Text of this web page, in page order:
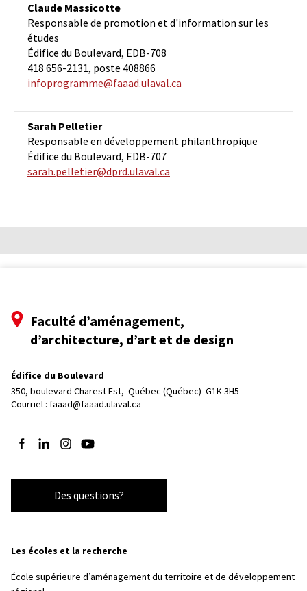
Claude Massicotte
Responsable de promotion et d'information sur les
études
Édifice du Boulevard, EDB-708
418 656-2131, poste 408866
infoprogramme@faaad.ulaval.ca
Sarah Pelletier
Responsable en développement philanthropique
Édifice du Boulevard, EDB-707
sarah.pelletier@dprd.ulaval.ca
Faculté d’aménagement,
d’architecture, d’art et de design
Édifice du Boulevard
350, boulevard Charest Est, Québec (Québec)  G1K 3H5
Courriel : faaad@faaad.ulaval.ca
Suivez-nous sur Facebook
Suivez-nous sur LinkedIn
Suivez-nous sur Instagram
Suivez-nous sur YouTube
Des questions?
Les écoles et la recherche
École supérieure d’aménagement du territoire et de développement